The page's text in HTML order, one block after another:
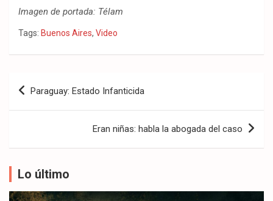
Imagen de portada: Télam
Tags: Buenos Aires, Video
Navegación
Paraguay: Estado Infanticida
Eran niñas: habla la abogada del caso
Lo último